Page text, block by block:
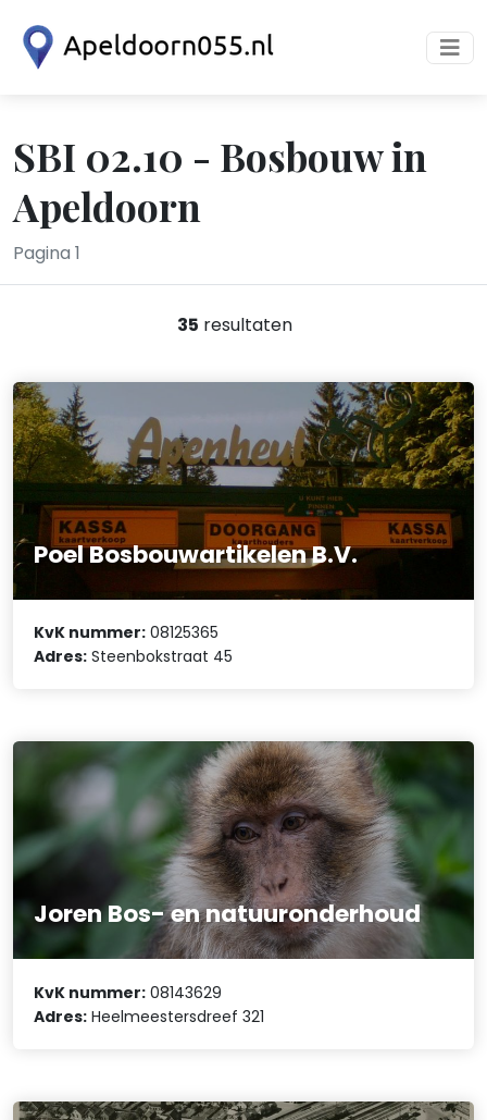
SBI 02.10 - Bosbouw in
Apeldoorn
Pagina 1
35 resultaten
Poel Bosbouwartikelen B.V.
KvK nummer: 08125365
Adres: Steenbokstraat 45
Joren Bos- en natuuronderhoud
KvK nummer: 08143629
Adres: Heelmeestersdreef 321